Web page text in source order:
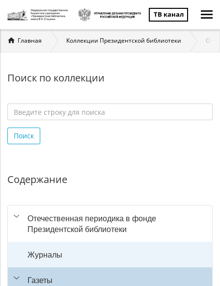
ТВ канал
Вы
здесь
Главная Коллекции Президентской библиотеки
Поиск по коллекции
строку
для
Поиск
Содержание
Отечественная периодика в фонде
Президентской библиотеки
Журналы
Газеты